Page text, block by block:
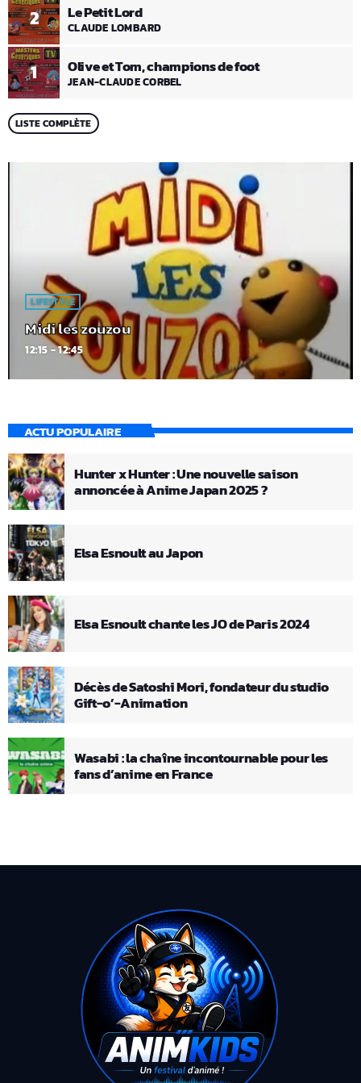
1 Olive et Tom, champions de foot
JEAN-CLAUDE CORBEL
2 Le Petit Lord
CLAUDE LOMBARD
LISTE COMPLÈTE
LIFESTYLE
Midi les zouzou
12:15 - 12:45
ACTU POPULAIRE
Hunter x Hunter : Une nouvelle saison
annoncée à Anime Japan 2025 ?
Elsa Esnoult au Japon
Elsa Esnoult chante les JO de Paris 2024
Décès de Satoshi Mori, fondateur du studio
Gift-o’-Animation
Wasabi : la chaîne incontournable pour les
fans d’anime en France